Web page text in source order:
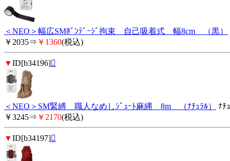
＜NEO＞幅広SMﾎﾞﾝﾃﾞｰｼﾞ拘束 自己吸着式 幅8cm （黒）
￥2035⇒ ￥1360(税込)
▼ID[b34196]
＜NEO＞SM緊縛 職人なめしｼﾞｭｰﾄ麻縄 8m （ﾅﾁｭﾗﾙ）
ﾅﾁ
￥3245⇒ ￥2170(税込)
▼ID[b34197]